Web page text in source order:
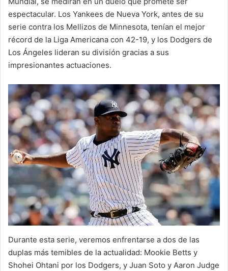
espectacular. Los Yankees de Nueva York, antes de su
serie contra los Mellizos de Minnesota, tenían el mejor
récord de la Liga Americana con 42-19, y los Dodgers de
Los Ángeles lideran su división gracias a sus
impresionantes actuaciones.
Durante esta serie, veremos enfrentarse a dos de las
duplas más temibles de la actualidad: Mookie Betts y
Shohei Ohtani por los Dodgers, y Juan Soto y Aaron Judge